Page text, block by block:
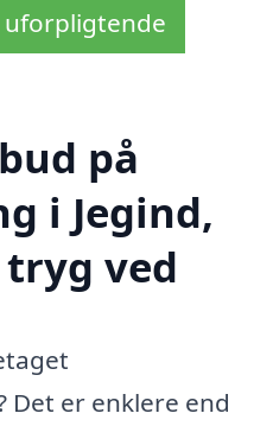
uforpligtende
på
i Jegind,
ved
Det er enklere end